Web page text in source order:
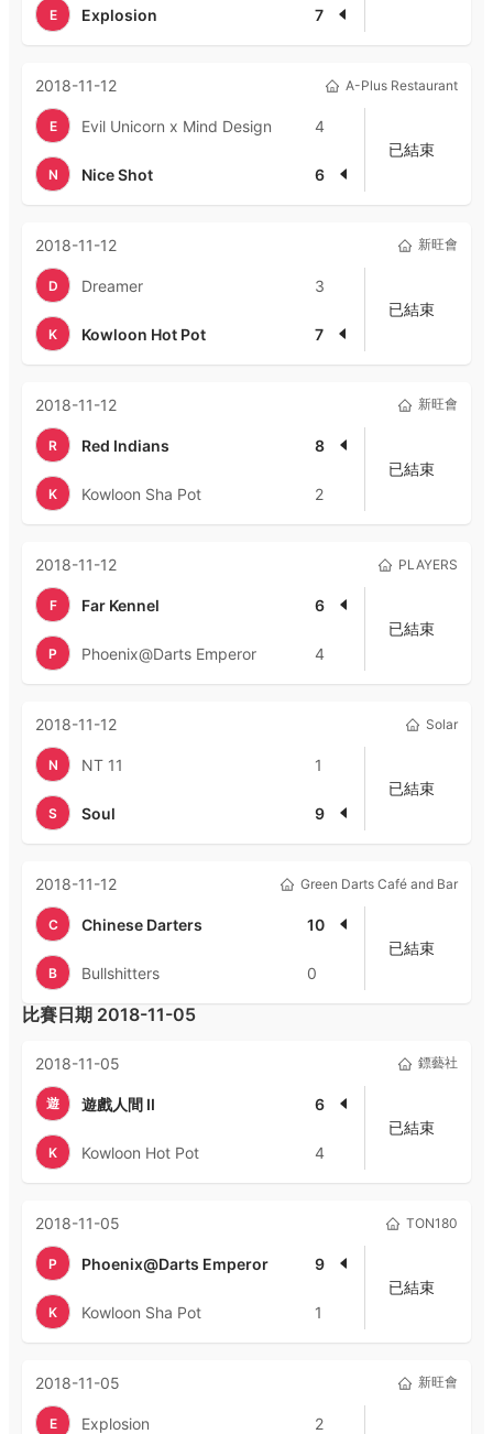
E Explosion 7
2018-11-12 A-Plus Restaurant
E Evil Unicorn x Mind Design 4
N Nice Shot 6
已結束
2018-11-12 新旺會
D Dreamer 3
K Kowloon Hot Pot 7
已結束
2018-11-12 新旺會
R Red Indians 8
K Kowloon Sha Pot 2
已結束
2018-11-12 PLAYERS
F Far Kennel 6
P Phoenix@Darts Emperor 4
已結束
2018-11-12 Solar
N NT 11 1
S Soul 9
已結束
2018-11-12 Green Darts Café and Bar
C Chinese Darters 10
B Bullshitters 0
已結束
比賽日期 2018-11-05
2018-11-05 鏢藝社
遊 遊戲人間 II 6
K Kowloon Hot Pot 4
已結束
2018-11-05 TON180
P Phoenix@Darts Emperor 9
K Kowloon Sha Pot 1
已結束
2018-11-05 新旺會
E Explosion 2